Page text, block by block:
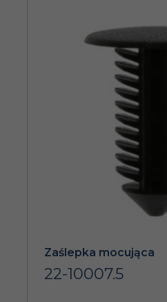
Zaślepka mocująca
22-10007.5